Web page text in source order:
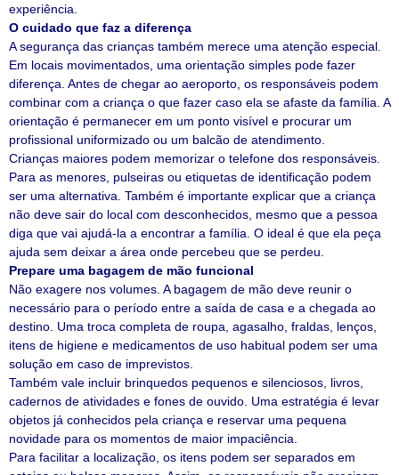
experiência.
O cuidado que faz a diferença
A segurança das crianças também merece uma atenção especial.
Em locais movimentados, uma orientação simples pode fazer
diferença. Antes de chegar ao aeroporto, os responsáveis podem
combinar com a criança o que fazer caso ela se afaste da família. A
orientação é permanecer em um ponto visível e procurar um
profissional uniformizado ou um balcão de atendimento.
Crianças maiores podem memorizar o telefone dos responsáveis.
Para as menores, pulseiras ou etiquetas de identificação podem
ser uma alternativa. Também é importante explicar que a criança
não deve sair do local com desconhecidos, mesmo que a pessoa
diga que vai ajudá-la a encontrar a família. O ideal é que ela peça
ajuda sem deixar a área onde percebeu que se perdeu.
Prepare uma bagagem de mão funcional
Não exagere nos volumes. A bagagem de mão deve reunir o
necessário para o período entre a saída de casa e a chegada ao
destino. Uma troca completa de roupa, agasalho, fraldas, lenços,
itens de higiene e medicamentos de uso habitual podem ser uma
solução em caso de imprevistos.
Também vale incluir brinquedos pequenos e silenciosos, livros,
cadernos de atividades e fones de ouvido. Uma estratégia é levar
objetos já conhecidos pela criança e reservar uma pequena
novidade para os momentos de maior impaciência.
Para facilitar a localização, os itens podem ser separados em